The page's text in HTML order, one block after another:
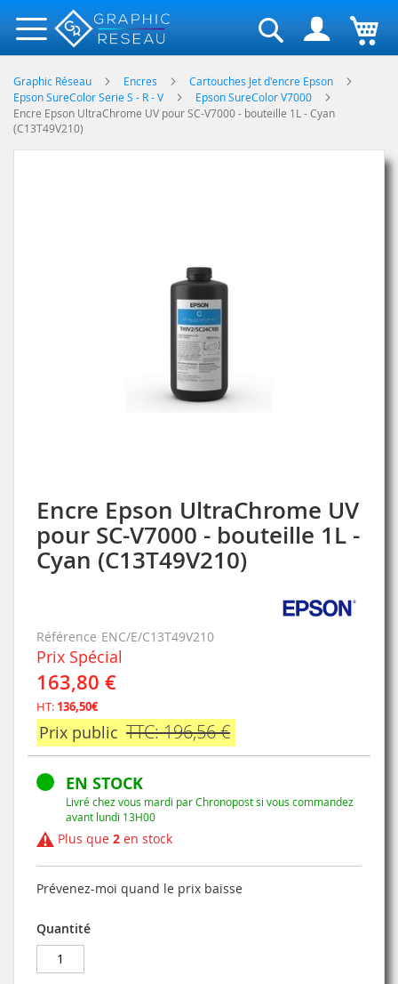
Rechercher
Graphic Réseau Encres
Cartouches Jet d'encre Epson
Epson SureColor Serie S - R - V
Epson SureColor V7000
Encre Epson UltraChrome UV pour SC-V7000 - bouteille 1L - Cyan
(C13T49V210)
Encre Epson UltraChrome UV
pour SC-V7000 - bouteille 1L -
Cyan (C13T49V210)
Référence ENC/E/C13T49V210
Prix Spécial
163,80 €
HT: 136,50€
Prix public TTC: 196,56 €
EN STOCK
Livré chez vous mardi par Chronopost si vous commandez
avant lundi 13H00
Plus que 2 en stock
Prévenez-moi quand le prix baisse
Quantité
Skip
to
the
beginning
gallery